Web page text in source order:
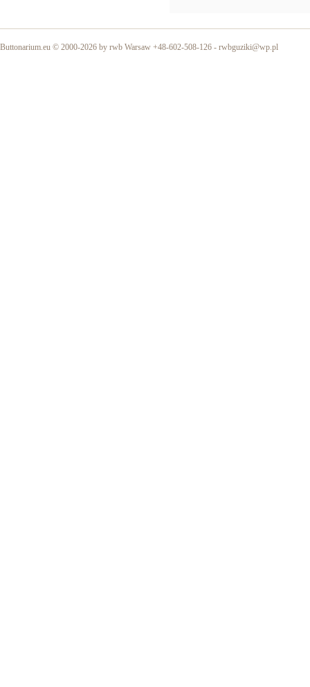
Buttonarium.eu © 2000-2026 by rwb Warsaw +48-602-508-126 - rwbguziki@wp.pl